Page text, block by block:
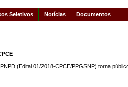
Seletivos Notícias Documentos
(Edital 01/2018-CPCE/PPGSNP) torna